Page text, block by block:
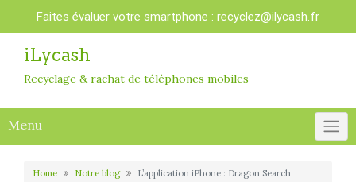
Faites évaluer votre smartphone : recyclez@ilycash.fr
iLycash
Recyclage & rachat de téléphones mobiles
Menu
Home Notre blog L’application iPhone : Dragon Search